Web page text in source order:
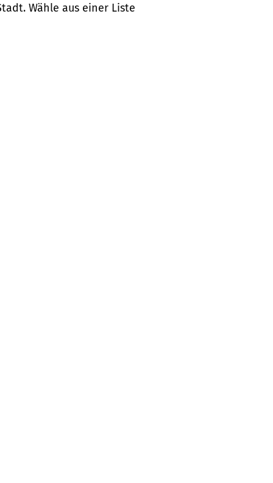
Wähle aus einer Liste